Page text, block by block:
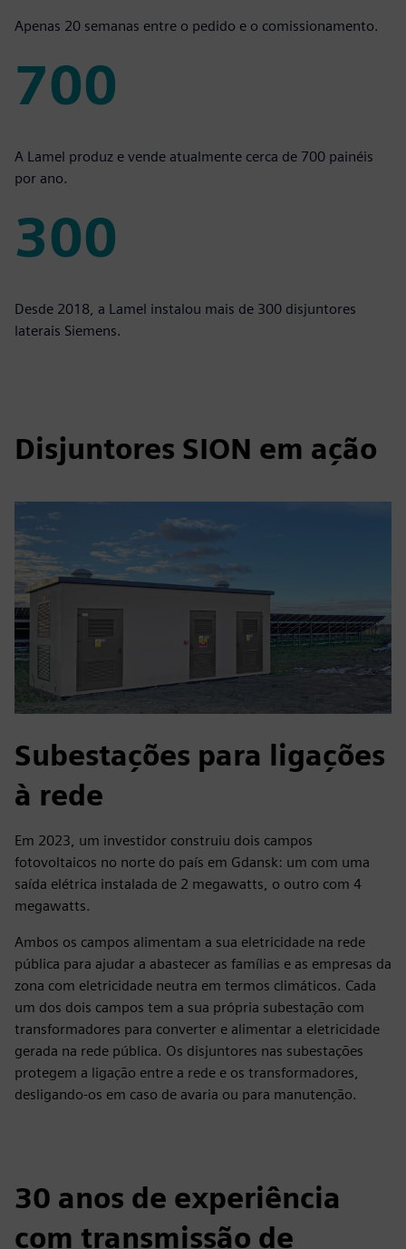
20
Apenas 20 semanas entre o pedido e o comissionamento.
700
700
A Lamel produz e vende atualmente cerca de 700 painéis
por ano.
300
300
Desde 2018, a Lamel instalou mais de 300 disjuntores
laterais Siemens.
Disjuntores SION em ação
Subestações para ligações
à rede
Em 2023, um investidor construiu dois campos
fotovoltaicos no norte do país em Gdansk: um com uma
saída elétrica instalada de 2 megawatts, o outro com 4
megawatts.
Ambos os campos alimentam a sua eletricidade na rede
pública para ajudar a abastecer as famílias e as empresas da
zona com eletricidade neutra em termos climáticos. Cada
um dos dois campos tem a sua própria subestação com
transformadores para converter e alimentar a eletricidade
gerada na rede pública. Os disjuntores nas subestações
protegem a ligação entre a rede e os transformadores,
desligando-os em caso de avaria ou para manutenção.
30 anos de experiência
com transmissão de